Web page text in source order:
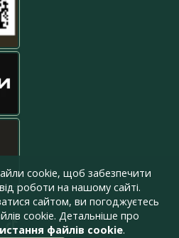
cookie, щоб забезпечити
роботи на нашому сайті.
сайтом, ви погоджуєтесь
cookie. Детальніше про
файлів cookie.